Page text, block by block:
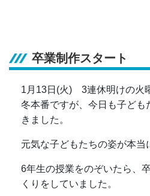
卒業制作スタート
1月13日(火) 3連休明けの火
冬本番ですが、今日も子ども
きました。
元気な子どもたちの姿が本当
6年生の授業をのぞいたら、
くりをしていました。